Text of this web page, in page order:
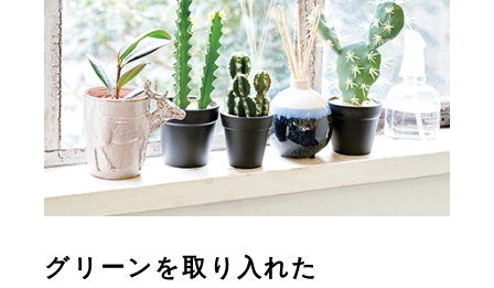
グリーンを取り入れた